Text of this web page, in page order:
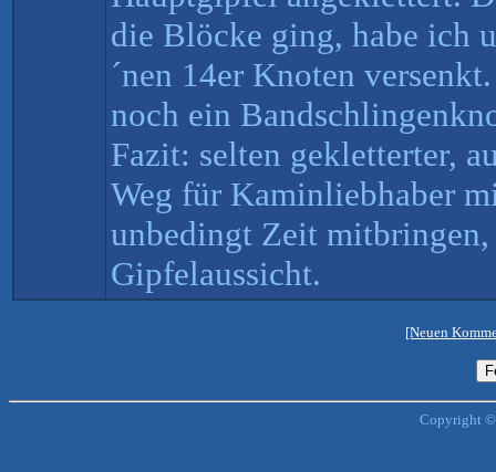
die Blöcke ging, habe ich
´nen 14er Knoten
noch ein
Fazit: selten gekletterter,
Weg für Kaminliebhaber
unbedingt Zeit
Gipfelaussicht.
[Neuen
Copyright ©